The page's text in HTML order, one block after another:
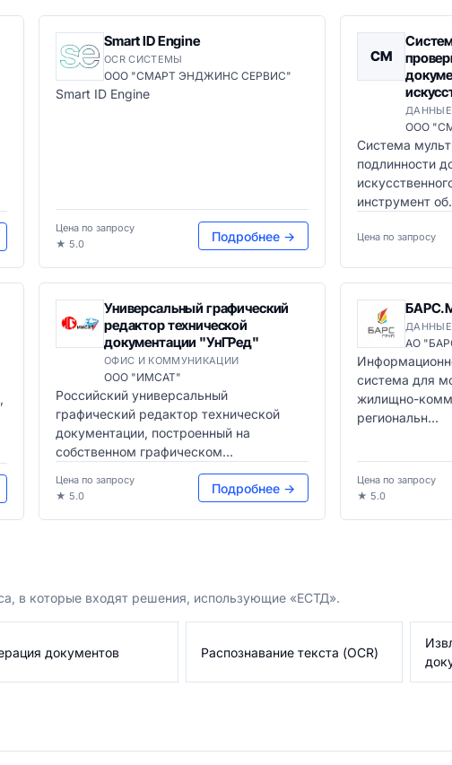
Smart ID Engine
OCR СИСТЕМЫ
ООО "СМАРТ ЭНДЖИНС СЕРВИС"
Smart ID Engine
Цена по запросу
★ 5.0
Подробнее →
СМ
ООО
Система
подлинности
инструмент
Цена по запросу
Универсальный графический
редактор технической
документации "УнГРед"
ОФИС И КОММУНИКАЦИИ
ООО "ИМСАТ"
Российский универсальный
графический редактор технической
документации, построенный на
собственном графическом...
Цена по запросу
★ 5.0
Подробнее →
АО
система для
жилищно-
региональн...
Цена по запросу
★ 5.0
в которые входят решения, использующие «ЕСТД».
документов Распознавание текста (OCR)